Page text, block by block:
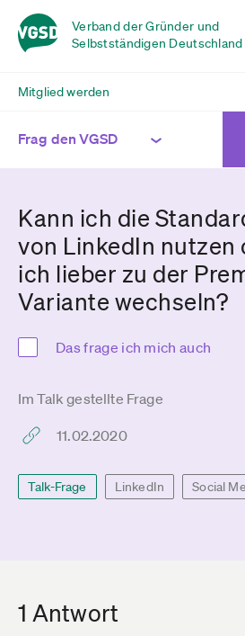
Verband der Gründer und
Selbstständigen Deutschland
Mitglied werden
Frag den VGSD
Kann ich die
von LinkedIn nutzen
ich lieber zu der
Variante wechseln?
Das frage ich mich auch
Im Talk gestellte Frage
11.02.2020
Talk-Frage LinkedIn Social
1 Antwort